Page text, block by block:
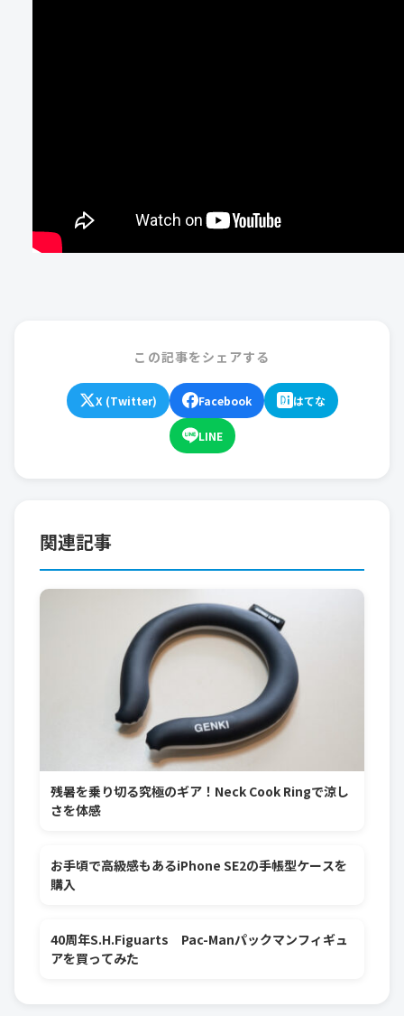
この記事をシェアする
X (Twitter) Facebook はてな
LINE
関連記事
残暑を乗り切る究極のギア！Neck Cook Ringで涼し
さを体感
お手頃で高級感もあるiPhone SE2の手帳型ケースを
購入
40周年S.H.Figuarts Pac-Manパックマンフィギュ
アを買ってみた